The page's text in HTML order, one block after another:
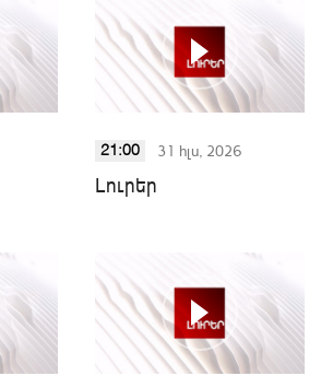
21:00 31 հլս, 2026
Լուրեր